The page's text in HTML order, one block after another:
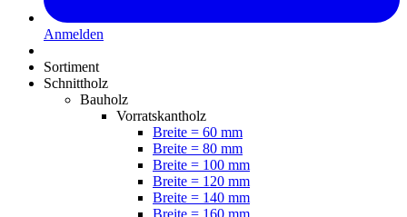
Anmelden
Sortiment
Schnittholz
Bauholz
Vorratskantholz
Breite = 60 mm
Breite = 80 mm
Breite = 100 mm
Breite = 120 mm
Breite = 140 mm
Breite = 160 mm